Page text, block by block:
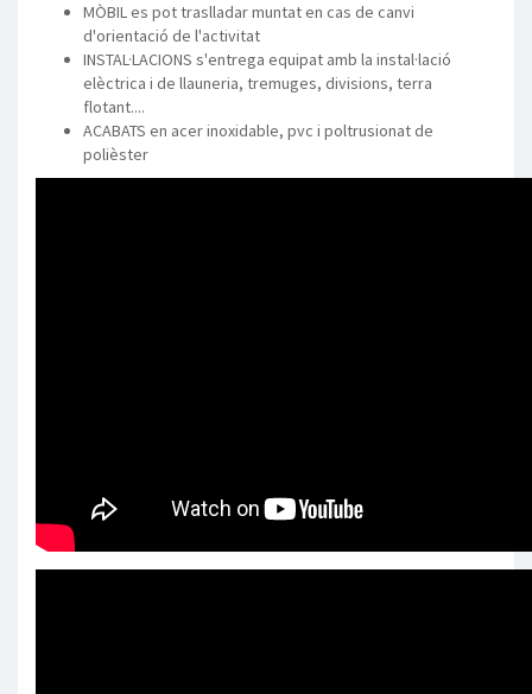
MÒBIL es pot traslladar muntat en cas de canvi
d'orientació de l'activitat
INSTAL·LACIONS s'entrega equipat amb la instal·lació
elèctrica i de llauneria, tremuges, divisions, terra
flotant....
ACABATS en acer inoxidable, pvc i poltrusionat de
polièster